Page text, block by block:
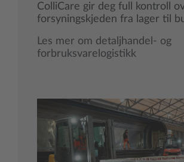
ColliCare gir deg full kontroll
forsyningskjeden fra lager til
Les mer om detaljhandel- og
forbruksvarelogistikk